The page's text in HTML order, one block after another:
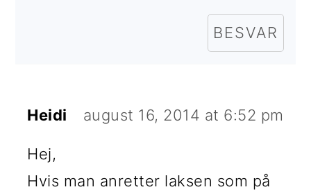
BESVAR
Heidi august 16, 2014 at 6:52 pm
Hej,
Hvis man anretter laksen som på